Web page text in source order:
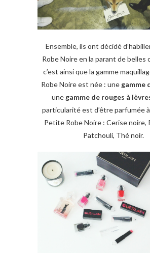
Ensemble, ils ont décidé
Robe Noire en la parant de belles
c’est ainsi que la gamme
Robe Noire est née : unegamme
unegamme de rouges à
particularité est d’être parfumée à
Petite Robe Noire : Cerise noire,
Patchouli, Thé noir.